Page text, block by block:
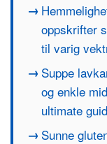
oppskrifter
til varig
Suppe
og enkle
ultimate
Sunne